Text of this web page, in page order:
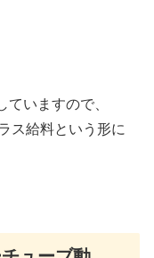
いますので、
ス給料という形に